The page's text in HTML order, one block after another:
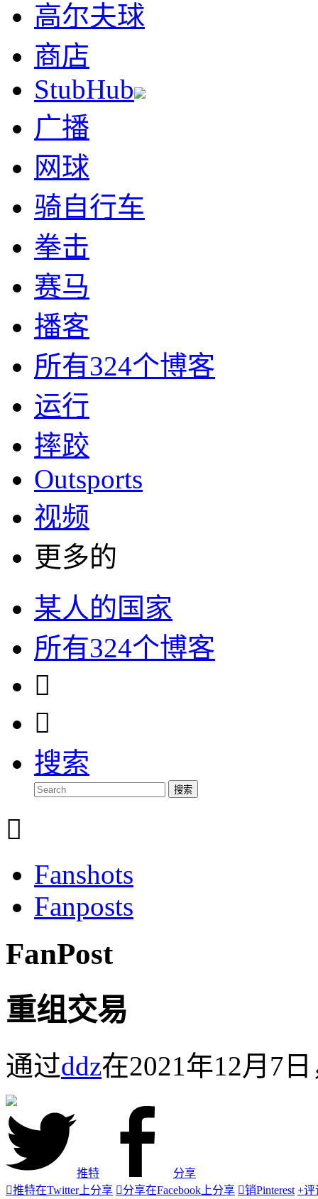
高尔夫球
商店
StubHub
广播
网球
骑自行车
拳击
赛马
播客
所有324个博客
运行
摔跤
Outsports
视频
更多的
某人的国家
所有324个博客


搜索
搜索

Fanshots
Fanposts
FanPost
重组交易
通过ddz在2021年12月7
推特
分享
推特在Twitter上分享 分享在Facebook上分享 销Pinterest +评